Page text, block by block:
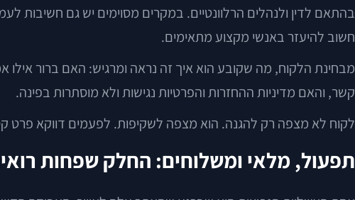
בהתאם לדין ולנהלים הרלוונטיים. במקרים מסוימים יש גם
חשוב להיעזר באנשי מקצוע מתאימים.
מבחינת הלקוח, מה שקובע הוא איך זה נראה ומרגיש: האם ברור
קשר, והאם מדיניות ההחזרות והפרטיות נגישות ולא מוסתרות בפינה.
לקוח לא מצפה רק להגנה. הוא מצפה לשקיפות. לפעמים דווקא פרט
תפעול, מלאי ומשלוחים: החלק שפחות